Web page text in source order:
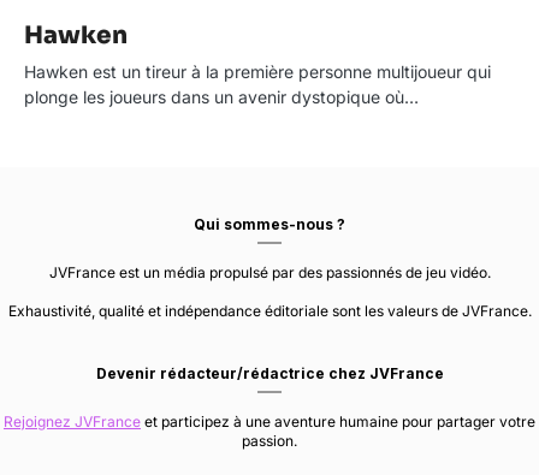
Hawken
Hawken est un tireur à la première personne multijoueur qui
plonge les joueurs dans un avenir dystopique où…
Qui sommes-nous ?
JVFrance est un média propulsé par des passionnés de jeu vidéo.
Exhaustivité, qualité et indépendance éditoriale sont les valeurs de JVFrance.
Devenir rédacteur/rédactrice chez JVFrance
Rejoignez JVFrance et participez à une aventure humaine pour partager votre
passion.